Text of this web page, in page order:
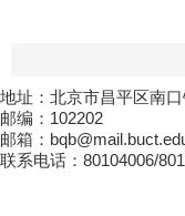
地址：北京市昌平区南
邮编： 102202
邮箱：
联系电话： 80104006/